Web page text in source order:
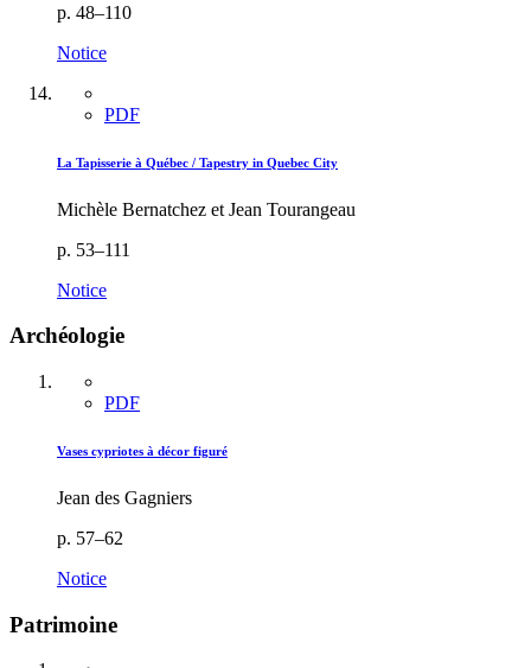
p. 48–110
Notice
PDF
La Tapisserie à Québec / Tapestry in Quebec City
Michèle Bernatchez et Jean Tourangeau
p. 53–111
Notice
Archéologie
PDF
Vases cypriotes à décor figuré
Jean des Gagniers
p. 57–62
Notice
Patrimoine